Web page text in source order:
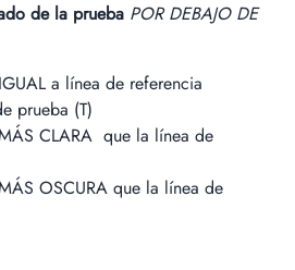
de la prueba POR DEBAJO DE
a línea de referencia
prueba (T)
CLARA que la línea de
OSCURA que la línea de